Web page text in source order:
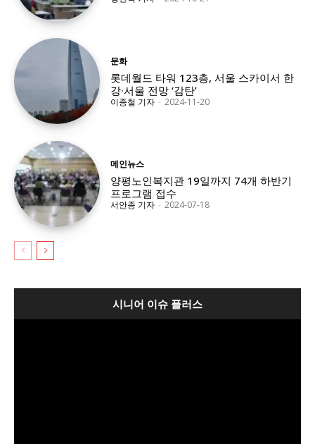
문화
롯데월드 타워 123층, 서울 스카이서 한
강·서울 전망 ‘감탄’
이종철 기자 - 2024-11-20
메인뉴스
양평노인복지관 19일까지 74개 하반기
프로그램 접수
서안종 기자 - 2024-07-18
시니어 이슈 플러스